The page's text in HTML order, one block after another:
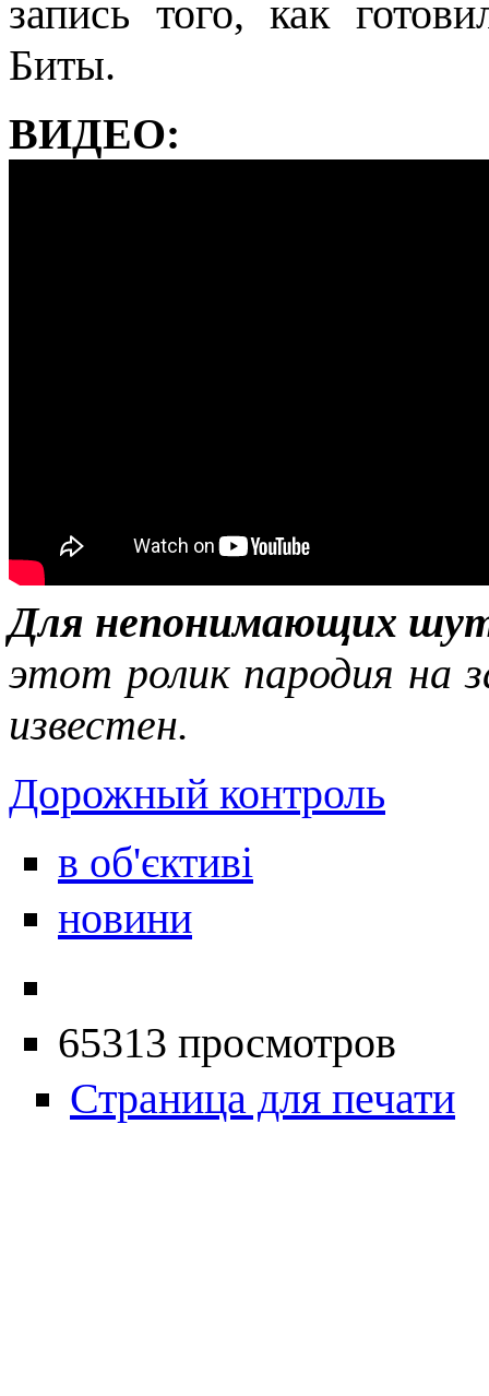
запись того, как
Биты.
ВИДЕО:
Для непонимающих
этот ролик пародия на
известен.
Дорожный контроль
в об'єктиві
новини
65313 просмотров
Страница для печати